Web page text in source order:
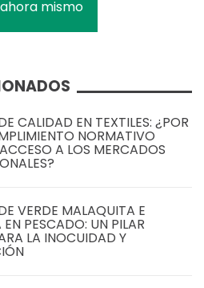
CALIDAD EN TEXTILES: ¿POR
NORMATIVO
A LOS MERCADOS
VERDE MALAQUITA E
PESCADO: UN PILAR
LA INOCUIDAD Y